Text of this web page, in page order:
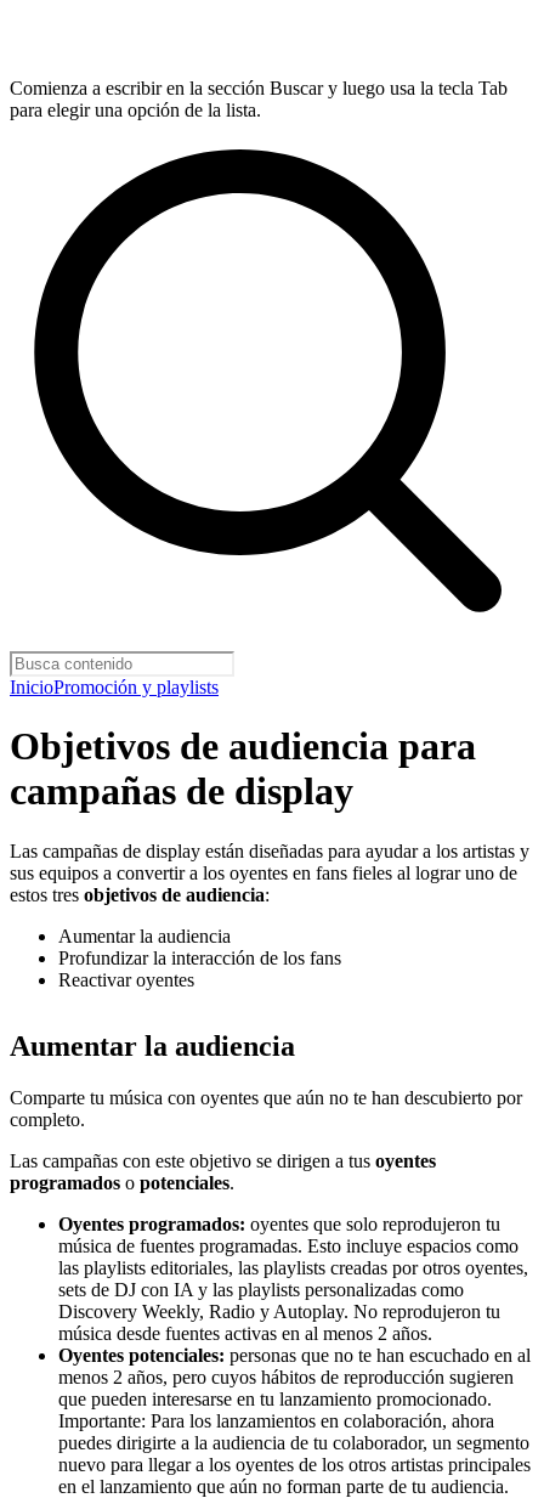
Comienza a escribir en la sección Buscar y luego usa la tecla Tab
para elegir una opción de la lista.
InicioPromoción y playlists
Objetivos de audiencia para
campañas de display
Las campañas de display están diseñadas para ayudar a los artistas y
sus equipos a convertir a los oyentes en fans fieles al lograr uno de
estos tres objetivos de audiencia:
Aumentar la audiencia
Profundizar la interacción de los fans
Reactivar oyentes
Aumentar la audiencia
Comparte tu música con oyentes que aún no te han descubierto por
completo.
Las campañas con este objetivo se dirigen a tus oyentes
programados o potenciales.
Oyentes programados: oyentes que solo reprodujeron tu
música de fuentes programadas. Esto incluye espacios como
las playlists editoriales, las playlists creadas por otros oyentes,
sets de DJ con IA y las playlists personalizadas como
Discovery Weekly, Radio y Autoplay. No reprodujeron tu
música desde fuentes activas en al menos 2 años.
Oyentes potenciales: personas que no te han escuchado en al
menos 2 años, pero cuyos hábitos de reproducción sugieren
que pueden interesarse en tu lanzamiento promocionado.
Importante: Para los lanzamientos en colaboración, ahora
puedes dirigirte a la audiencia de tu colaborador, un segmento
nuevo para llegar a los oyentes de los otros artistas principales
en el lanzamiento que aún no forman parte de tu audiencia.